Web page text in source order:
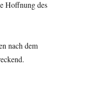
Hoffnung des
nach dem